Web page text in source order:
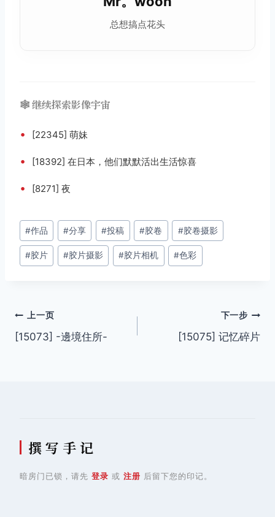
总想搞点花头
🕸️ 继续探索影像宇宙
• [22345] 萌妹
• [18392] 在日本，他们默默活出生活惊喜
• [8271] 夜
文
章
标
#作品 #分享 #投稿 #胶卷 #胶卷摄影
#胶片 #胶片摄影 #胶片相机 #色彩
文
章
上一页
[15073] -邊境住所-
下一步
[15075] 记忆碎片
撰 写 手 记
暗房门已锁，请先 登录 或 注册 后留下您的印记。